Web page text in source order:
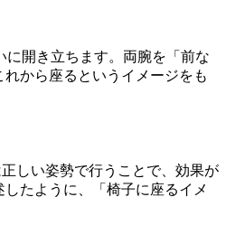
開き立ちます。両腕を「前な
から座るというイメージをも
しい姿勢で行うことで、効果が
たように、「椅子に座るイメ